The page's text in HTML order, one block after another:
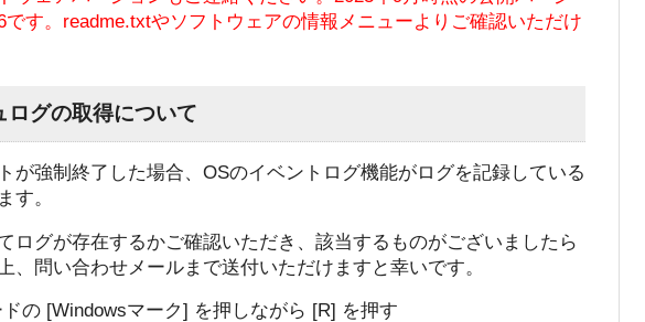
です。readme.txtやソフトウェアの情報メニューよりご確認いただけ
ログの取得について
が強制終了した場合、OSのイベントログ機能がログを記録している
す。
ログが存在するかご確認いただき、該当するものがございましたら
、問い合わせメールまで送付いただけますと幸いです。
の [Windowsマーク] を押しながら [R] を押す